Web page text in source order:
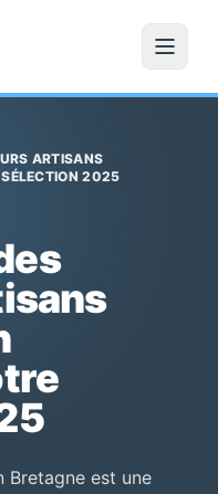
ARTISANS
SÉLECTION 2025
Bretagne est une